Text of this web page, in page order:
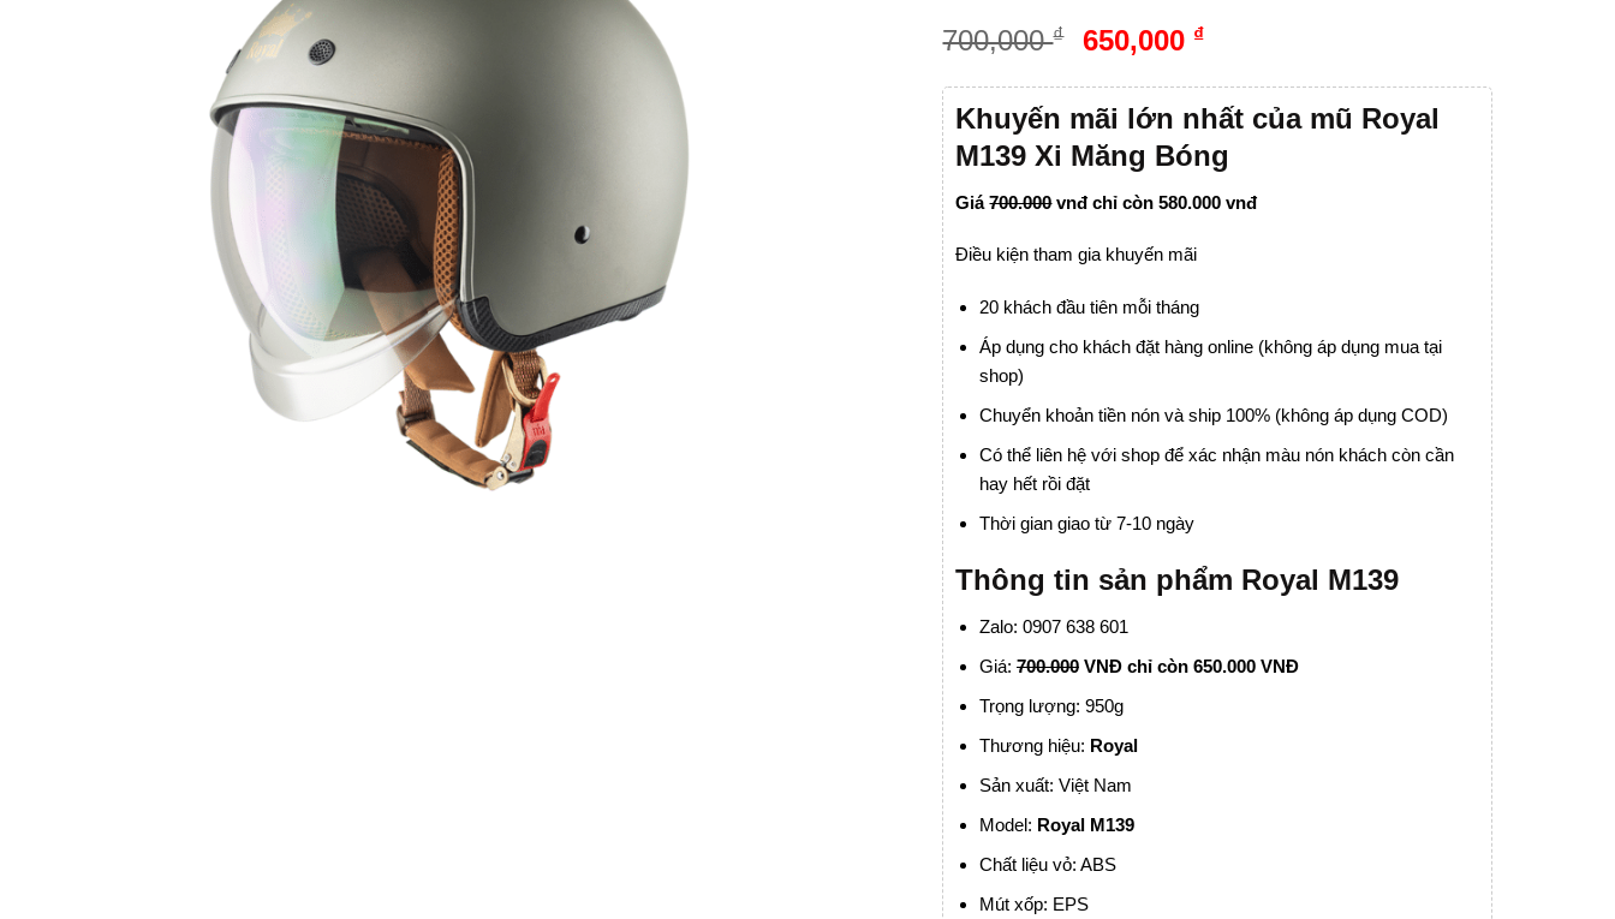
700,000₫ 650,000 ₫
Khuyến mãi lớn nhất của mũ Royal
M139 Xi Măng Bóng
Giá700.000vnđ chỉ còn 580.000 vnđ
Điều kiện tham gia khuyến mãi
20 khách đầu tiên mỗi tháng
Áp dụng cho khách đặt hàng online (không áp dụng mua tại
shop)
Chuyển khoản tiền nón và ship 100% (không áp dụng COD)
Có thể liên hệ với shop để xác nhận màu nón khách còn cần
hay hết rồi đặt
Thời gian giao từ 7-10 ngày
Thông tin sản phẩm Royal M139
Zalo: 0907 638 601
Giá: 700.000VNĐchỉ còn 650.000 VNĐ
Trọng lượng: 950g
Thương hiệu: Royal
Sản xuất: Việt Nam
Model: Royal M139
Chất liệu vỏ: ABS
Mút xốp: EPS